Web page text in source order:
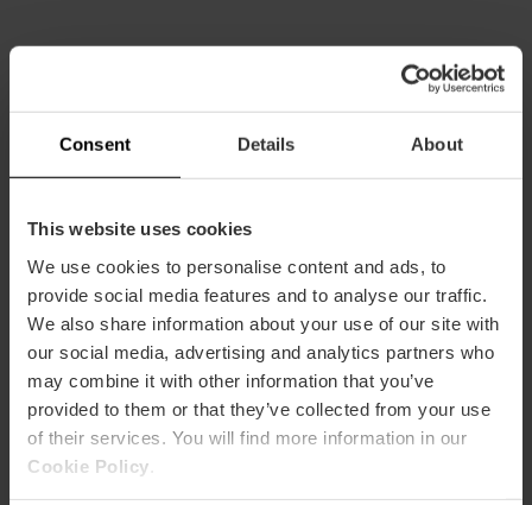
Consent Details About
This website uses cookies
We use cookies to personalise content and ads, to
provide social media features and to analyse our traffic.
We also share information about your use of our site with
our social media, advertising and analytics partners who
may combine it with other information that you’ve
provided to them or that they’ve collected from your use
of their services. You will find more information in our
Cookie Policy
Capacitat
250
Com arribar